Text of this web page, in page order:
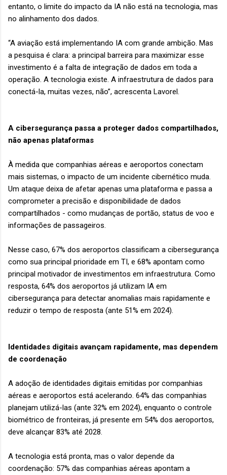
entanto, o limite do impacto da IA não está na tecnologia, mas
no alinhamento dos dados.
“A aviação está implementando IA com grande ambição. Mas
a pesquisa é clara: a principal barreira para maximizar esse
investimento é a falta de integração de dados em toda a
operação. A tecnologia existe. A infraestrutura de dados para
conectá-la, muitas vezes, não”, acrescenta Lavorel.
A cibersegurança passa a proteger dados compartilhados,
não apenas plataformas
À medida que companhias aéreas e aeroportos conectam
mais sistemas, o impacto de um incidente cibernético muda.
Um ataque deixa de afetar apenas uma plataforma e passa a
comprometer a precisão e disponibilidade de dados
compartilhados - como mudanças de portão, status de voo e
informações de passageiros.
Nesse caso, 67% dos aeroportos classificam a cibersegurança
como sua principal prioridade em TI, e 68% apontam como
principal motivador de investimentos em infraestrutura. Como
resposta, 64% dos aeroportos já utilizam IA em
cibersegurança para detectar anomalias mais rapidamente e
reduzir o tempo de resposta (ante 51% em 2024).
Identidades digitais avançam rapidamente, mas dependem
de coordenação
A adoção de identidades digitais emitidas por companhias
aéreas e aeroportos está acelerando. 64% das companhias
planejam utilizá-las (ante 32% em 2024), enquanto o controle
biométrico de fronteiras, já presente em 54% dos aeroportos,
deve alcançar 83% até 2028.
A tecnologia está pronta, mas o valor depende da
coordenação: 57% das companhias aéreas apontam a